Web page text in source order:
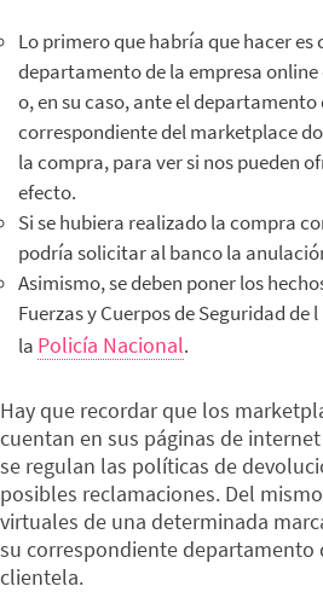
Lo primero que habría que hacer
departamento de la empresa
o, en su caso, ante el
correspondiente del marketplace
la compra, para ver si nos pueden
efecto.
Si se hubiera realizado la compra
podría solicitar al banco la
Asimismo, se deben poner los
Fuerzas y Cuerpos de Seguridad
la Policía Nacional.
Hay que recordar que los
cuentan en sus páginas de
se regulan las políticas de
posibles reclamaciones. Del
virtuales de una determinada
su correspondiente departamento
clientela.